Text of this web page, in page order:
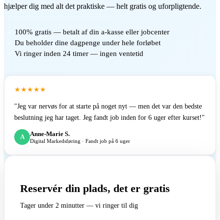
hjælper dig med alt det praktiske — helt gratis og uforpligtende.
100% gratis — betalt af din a-kasse eller jobcenter
Du beholder dine dagpenge under hele forløbet
Vi ringer inden 24 timer — ingen ventetid
★★★★★
"Jeg var nervøs for at starte på noget nyt — men det var den bedste
beslutning jeg har taget. Jeg fandt job inden for 6 uger efter kurset!"
A Anne-Marie S.
Digital Markedsføring · Fandt job på 6 uger
Reservér din plads, det er gratis
Tager under 2 minutter — vi ringer til dig